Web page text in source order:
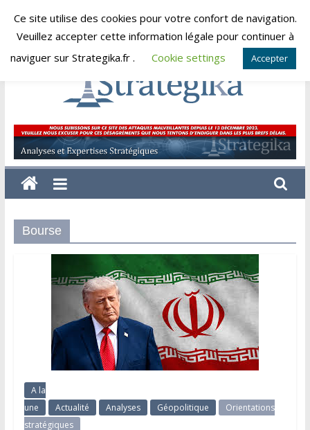
Skip
jeudi, août 6, 2026
Strategika
Expertise
et
Analyses
Bourse
A la
une
Actualité Analyses Géopolitique
Orientations
stratégiques
Ce site utilise des cookies pour votre confort de navigation.
Veuillez accepter cette information légale pour continuer à
naviguer sur Strategika.fr .
Cookie settings Accepter